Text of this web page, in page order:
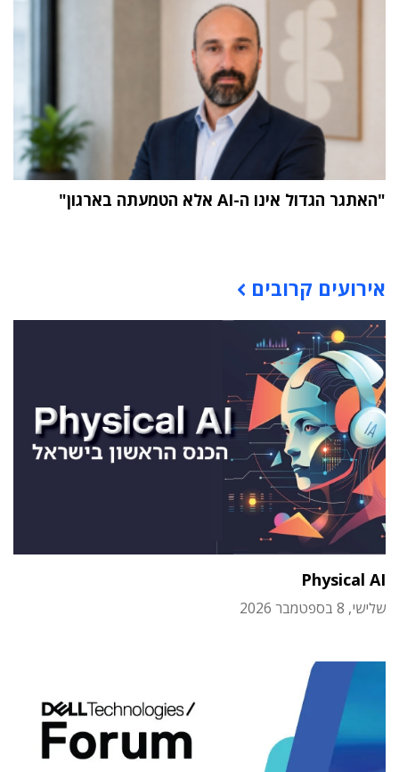
"האתגר הגדול אינו ה-AI אלא הטמעתה בארגון"
אירועים קרובים
Physical AI
שלישי, 8 בספטמבר 2026